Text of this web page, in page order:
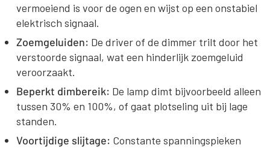
vermoeiend is voor de ogen en wijst op een onstabiel
elektrisch signaal.
Zoemgeluiden: De driver of de dimmer trilt door het
verstoorde signaal, wat een hinderlijk zoemgeluid
veroorzaakt.
Beperkt dimbereik: De lamp dimt bijvoorbeeld alleen
tussen 30% en 100%, of gaat plotseling uit bij lage
standen.
Voortijdige slijtage: Constante spanningspieken